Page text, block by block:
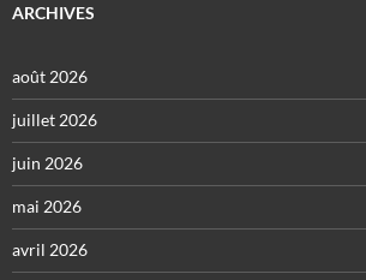
ARCHIVES
août 2026
juillet 2026
juin 2026
mai 2026
avril 2026